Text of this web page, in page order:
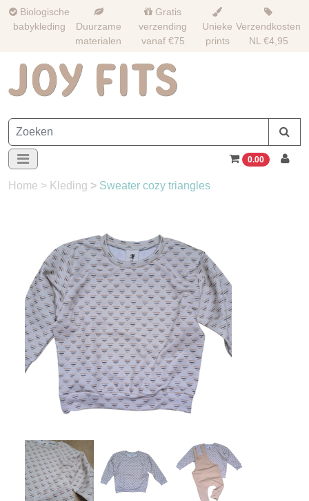
Biologische
babykleding
Duurzame
materialen
Gratis
verzending
vanaf €75
Unieke
prints
Verzendkosten
NL €4,95
0.00
Home > Kleding > Sweater cozy triangles